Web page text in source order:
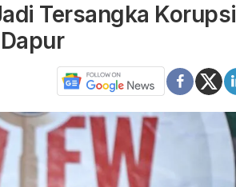
Tersangka Korupsi